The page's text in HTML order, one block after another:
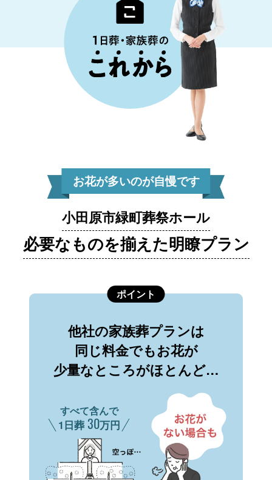
お花が多いのが自慢です
小田原市緑町葬祭ホール
必要なものを揃えた明瞭プラン
ポイント
他社の家族葬プランは
同じ料金でもお花が
少量なところがほとんど…
すべて含んで
1日葬 30万円